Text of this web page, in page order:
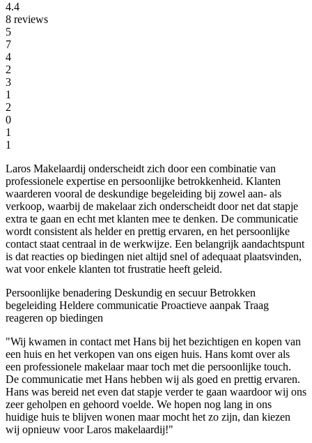
4.4
8 reviews
5
7
4
2
3
1
2
0
1
1
Laros Makelaardij onderscheidt zich door een combinatie van
professionele expertise en persoonlijke betrokkenheid. Klanten
waarderen vooral de deskundige begeleiding bij zowel aan- als
verkoop, waarbij de makelaar zich onderscheidt door net dat stapje
extra te gaan en echt met klanten mee te denken. De communicatie
wordt consistent als helder en prettig ervaren, en het persoonlijke
contact staat centraal in de werkwijze. Een belangrijk aandachtspunt
is dat reacties op biedingen niet altijd snel of adequaat plaatsvinden,
wat voor enkele klanten tot frustratie heeft geleid.
Persoonlijke benadering Deskundig en secuurBetrokken
begeleiding Heldere communicatie Proactieve aanpak Traag
reageren op biedingen
"Wij kwamen in contact met Hans bij het bezichtigen en kopen van
een huis en het verkopen van ons eigen huis. Hans komt over als
een professionele makelaar maar toch met die persoonlijke touch.
De communicatie met Hans hebben wij als goed en prettig ervaren.
Hans was bereid net even dat stapje verder te gaan waardoor wij ons
zeer geholpen en gehoord voelde. We hopen nog lang in ons
huidige huis te blijven wonen maar mocht het zo zijn, dan kiezen
wij opnieuw voor Laros makelaardij!"